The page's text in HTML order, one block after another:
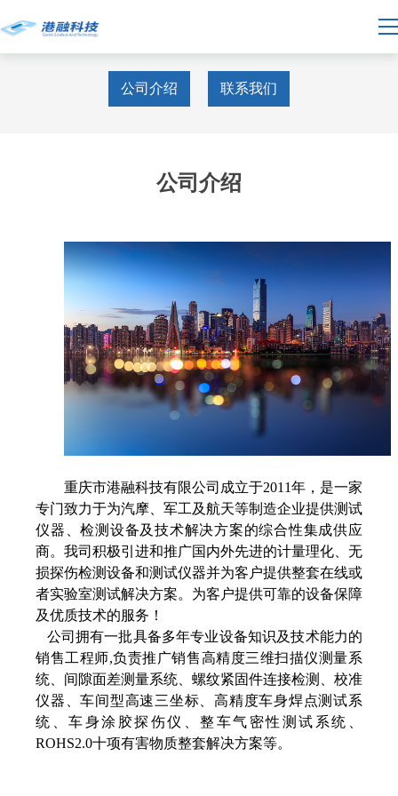
公司介绍 联系我们
公司介绍
重庆市港融科技有限公司成立于2011年，是一家
专门致力于为汽摩、军工及航天等制造企业提供测试
仪器、检测设备及技术解决方案的综合性集成供应
商。我司积极引进和推广国内外先进的计量理化、无
损探伤检测设备和测试仪器并为客户提供整套在线或
者实验室测试解决方案。为客户提供可靠的设备保障
及优质技术的服务！
公司拥有一批具备多年专业设备知识及技术能力的
销售工程师,负责推广销售高精度三维扫描仪测量系
统、间隙面差测量系统、螺纹紧固件连接检测、校准
仪器、车间型高速三坐标、高精度车身焊点测试系
统、车身涂胶探伤仪、整车气密性测试系统、
ROHS2.0十项有害物质整套解决方案等。